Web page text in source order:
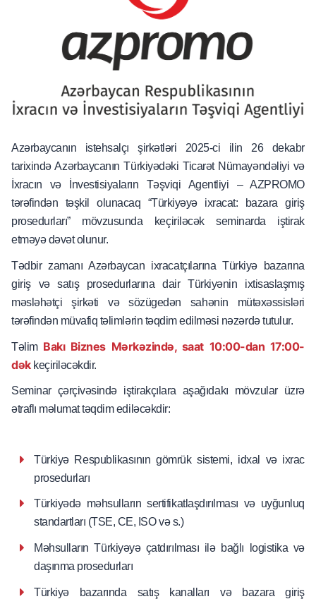
Azərbaycanın istehsalçı şirkətləri 2025-ci ilin 26 dekabr
tarixində Azərbaycanın Türkiyədəki Ticarət Nümayəndəliyi və
İxracın və İnvestisiyaların Təşviqi Agentliyi – AZPROMO
tərəfindən təşkil olunacaq “Türkiyəyə ixracat: bazara giriş
prosedurları” mövzusunda keçiriləcək seminarda iştirak
etməyə dəvət olunur.
Tədbir zamanı Azərbaycan ixracatçılarına Türkiyə bazarına
giriş və satış prosedurlarına dair Türkiyənin ixtisaslaşmış
məsləhətçi şirkəti və sözügedən sahənin mütəxəssisləri
tərəfindən müvafiq təlimlərin təqdim edilməsi nəzərdə tutulur.
TəlimBakı Biznes Mərkəzində, saat 10:00-dan 17:00-
dək keçiriləcəkdir.
Seminar çərçivəsində iştirakçılara aşağıdakı mövzular üzrə
ətraflı məlumat təqdim ediləcəkdir:
Türkiyə Respublikasının gömrük sistemi, idxal və ixrac
prosedurları
Türkiyədə məhsulların sertifikatlaşdırılması və uyğunluq
standartları (TSE, CE, ISO və s.)
Məhsulların Türkiyəyə çatdırılması ilə bağlı logistika və
daşınma prosedurları
Türkiyə bazarında satış kanalları və bazara giriş